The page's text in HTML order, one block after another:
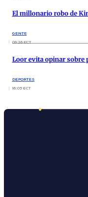
El millonario robo de
GENTE
09:26 ECT
Loor evita opinar sobre
DEPORTES
16:05 ECT